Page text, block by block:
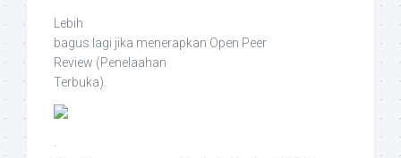
Lebih
bagus lagi jika menerapkan Open Peer
Review (Penelaahan
Terbuka).
·